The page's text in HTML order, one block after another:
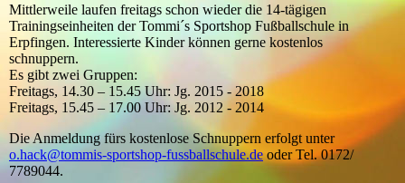
Mittlerweile laufen freitags schon wieder die 14-tägigen
Trainingseinheiten der Tommi´s Sportshop Fußballschule in
Erpfingen. Interessierte Kinder können gerne kostenlos
schnuppern.
Es gibt zwei Gruppen:
Freitags, 14.30 – 15.45 Uhr: Jg. 2015 - 2018
Freitags, 15.45 – 17.00 Uhr: Jg. 2012 - 2014
Die Anmeldung fürs kostenlose Schnuppern erfolgt unter
o.hack@tommis-sportshop-fussballschule.deoder Tel. 0172/
7789044.